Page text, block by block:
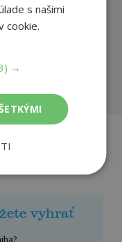
to smaží (č.
vyhrať
s našimi
cookie.
→